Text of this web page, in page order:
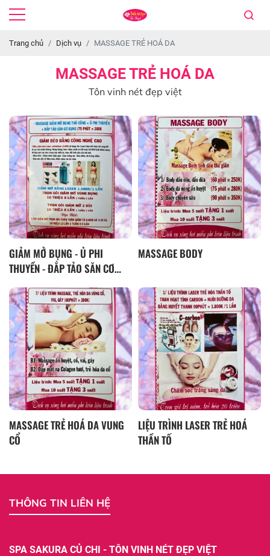
Trang chủ Dịch vụ MASSAGE TRẺ HOÁ DA
MASSAGE TRẺ HOÁ DA
Tôn vinh nét đẹp việt
GIẢM MỞ BỤNG - Ủ PHI
THUYỀN - ĐẮP TẢO SĂN CƠ
BỤNG
MASSAGE BODY
MASSAGE TRẺ HOÁ DA VUNG
CỔ
LIỆU TRÌNH LASER TRẺ HOÁ
THẦN TỐ
THÔNG TIN LIÊN HỆ
SPA SAKURA CỦ CHI - TÔN VINH NÉT ĐẸP VIỆT